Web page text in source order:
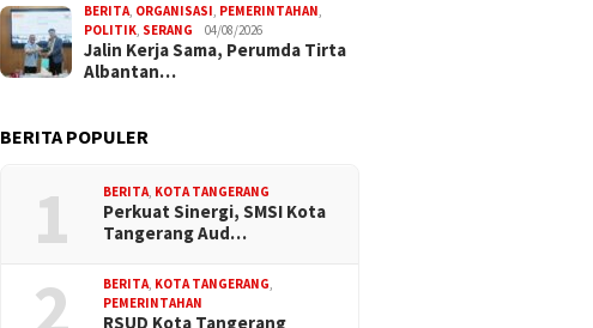
BERITA ORGANISASI PEMERINTAHAN
POLITIK SERANG 04/08/2026
Jalin Kerja Sama, Perumda Tirta
Albantan…
BERITA POPULER
1 BERITA KOTA TANGERANG
Perkuat Sinergi, SMSI Kota
Tangerang Aud…
2 BERITA KOTA TANGERANG
PEMERINTAHAN
RSUD Kota Tangerang